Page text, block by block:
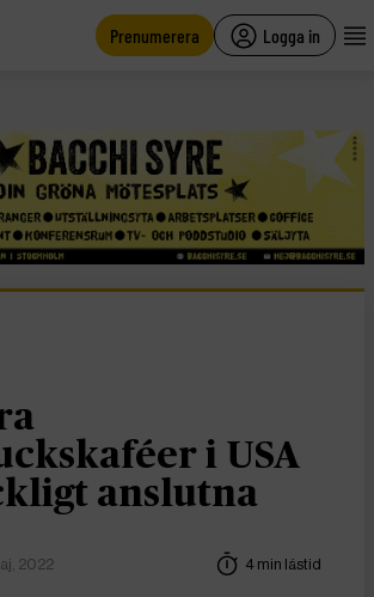
Prenumerera Logga in
i USA
anslutna
2022 4 min lästid